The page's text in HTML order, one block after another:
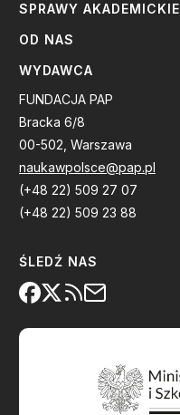
SPRAWY AKADEMICKIE
OD NAS
WYDAWCA
FUNDACJA PAP
Bracka 6/8
00-502, Warszawa
naukawpolsce@pap.pl
(+48 22) 509 27 07
(+48 22) 509 23 88
ŚLEDŹ NAS